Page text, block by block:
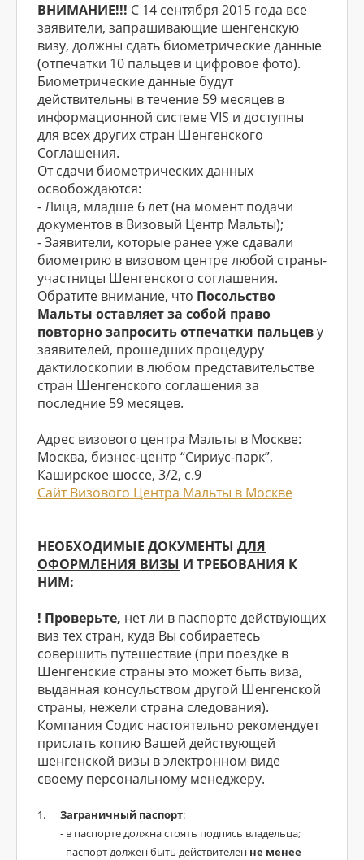
ВНИМАНИЕ!!! С 14 сентября 2015 года все
заявители, запрашивающие шенгенскую
визу, должны сдать биометрические данные
(отпечатки 10 пальцев и цифровое фото).
Биометрические данные будут
действительны в течение 59 месяцев в
информационной системе VIS и доступны
для всех других стран Шенгенского
Соглашения.
От сдачи биометрических данных
освобождаются:
- Лица, младше 6 лет (на момент подачи
документов в Визовый Центр Мальты);
- Заявители, которые ранее уже сдавали
биометрию в визовом центре любой страны-
участницы Шенгенского соглашения.
Обратите внимание, что Посольство
Мальты оставляет за собой право
повторно запросить отпечатки пальцеву
заявителей, прошедших процедуру
дактилоскопии в любом представительстве
стран Шенгенского соглашения за
последние 59 месяцев.
Адрес визового центра Мальты в Москве:
Москва, бизнес-центр “Сириус-парк”,
Каширское шоссе, 3/2, с.9
Сайт Визового Центра Мальты в Москве
НЕОБХОДИМЫЕ ДОКУМЕНТЫ ДЛЯ
ОФОРМЛЕНИЯ ВИЗЫ И ТРЕБОВАНИЯ К
НИМ:
! Проверьте, нет ли в паспорте действующих
виз тех стран, куда Вы собираетесь
совершить путешествие (при поездке в
Шенгенские страны это может быть виза,
выданная консульством другой Шенгенской
страны, нежели страна следования).
Компания Содис настоятельно рекомендует
прислать копию Вашей действующей
шенгенской визы в электронном виде
своему персональному менеджеру.
Заграничный паспорт:
- в паспорте должна стоять подпись владельца;
- паспорт должен быть действителен не менее